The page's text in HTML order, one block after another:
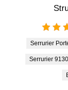
Serrurier
Serrurier